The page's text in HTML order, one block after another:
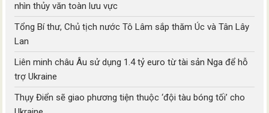
nhìn thủy văn toàn lưu vực
Tổng Bí thư, Chủ tịch nước Tô Lâm sắp thăm Úc và Tân Lây
Lan
Liên minh châu Âu sử dụng 1.4 tỷ euro từ tài sản Nga để hỗ
trợ Ukraine
Thụy Điển sẽ giao phương tiện thuộc ‘đội tàu bóng tối’ cho